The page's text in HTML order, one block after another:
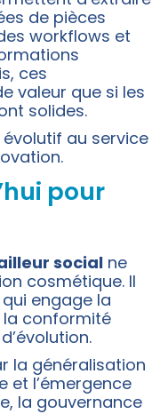
de pièces
workflows et
ces
valeur que si les
solides.
évolutif au service
pour
social ne
cosmétique. Il
engage la
conformité
la généralisation
et l’émergence
la gouvernance